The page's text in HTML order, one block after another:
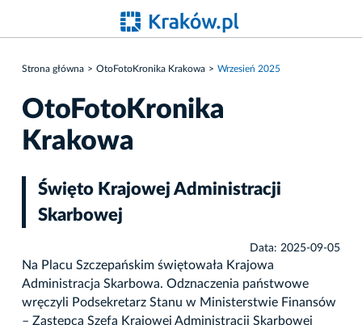
Strona główna OtoFotoKronika Krakowa Wrzesień 2025
OtoFotoKronika
Krakowa
Święto Krajowej Administracji
Skarbowej
Data: 2025-09-05
Na Placu Szczepańskim świętowała Krajowa
Administracja Skarbowa. Odznaczenia państwowe
wręczyli Podsekretarz Stanu w Ministerstwie Finansów
– Zastępca Szefa Krajowej Administracji Skarbowej